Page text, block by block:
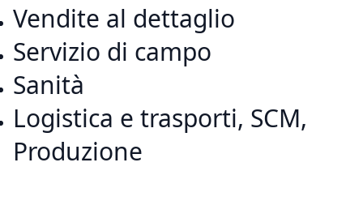
Vendite al dettaglio
Servizio di campo
Sanità
Logistica e trasporti, SCM,
Produzione